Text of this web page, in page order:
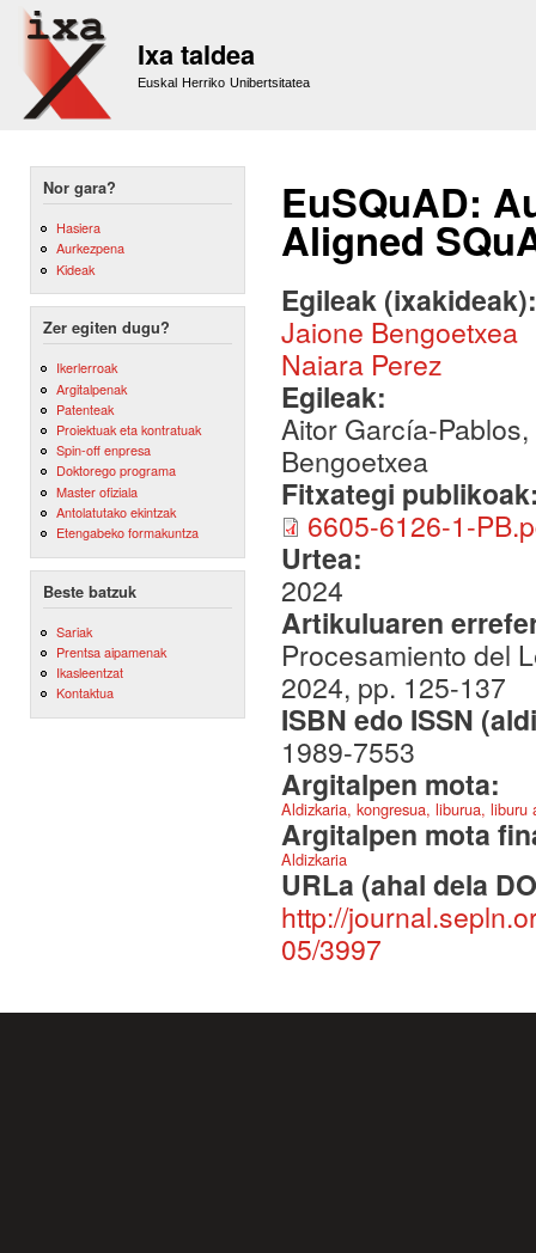
Ixa taldea
Euskal Herriko Unibertsitatea
Nor gara?
Hasiera
Aurkezpena
Kideak
Zer egiten dugu?
Ikerlerroak
Argitalpenak
Patenteak
Proiektuak eta kontratuak
Spin-off enpresa
Doktorego programa
Master ofiziala
Antolatutako ekintzak
Etengabeko formakuntza
Beste batzuk
Sariak
Prentsa aipamenak
Ikasleentzat
Kontaktua
EuSQuAD:
Aligned
Egileak
Jaione Bengoetxea
Naiara Perez
Egileak:
Aitor García-
Bengoetxea
Fitxategi
6605-6126-1-
Urtea:
2024
Artikuluaren
Procesamiento del
2024, pp. 125-137
ISBN edo ISSN
1989-7553
Argitalpen mota:
Aldizkaria, kongresua, liburua,
Argitalpen mota
Aldizkaria
URLa (ahal dela
http://
05/3997